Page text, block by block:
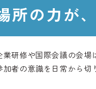
所の力が
業研修や国際会議の会場
加者の意識を日常から切